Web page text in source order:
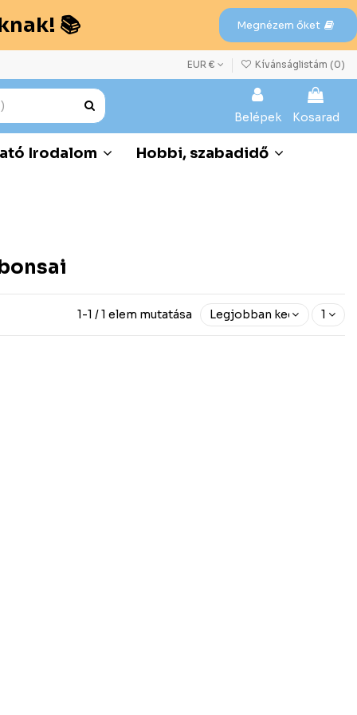
📚 Megnézem őket
EUR € Kívánságlistám (0)
Belépek Kosarad
Irodalom Hobbi, szabadidő
1-1 / 1 elem mutatása Legjobban kedvelt előre
1